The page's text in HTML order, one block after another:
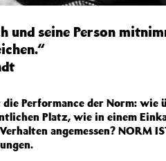
und seine Person
Performance der Norm:
Platz, wie in einem
angemessen? NORM